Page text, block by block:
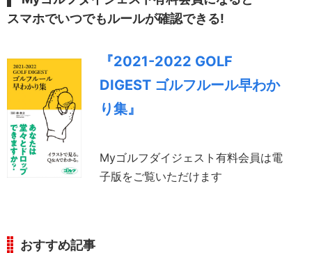
スマホでいつでもルールが確認できる!
『2021-2022 GOLF
DIGEST ゴルフルール早わか
り集』
Myゴルフダイジェスト有料会員は電
子版をご覧いただけます
おすすめ記事